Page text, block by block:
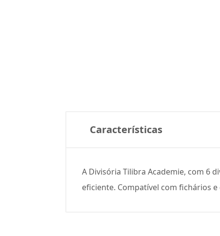
Características
A Divisória Tilibra Academie, com 6
eficiente. Compatível com fichários